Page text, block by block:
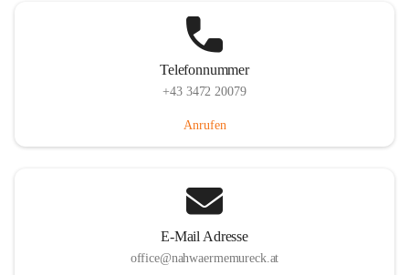
Telefonnummer
+43 3472 20079
Anrufen
E-Mail Adresse
office@nahwaermemureck.at